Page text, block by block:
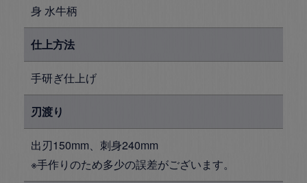
身 水牛柄
仕上方法
手研ぎ仕上げ
刃渡り
出刃150mm、刺身240mm
※手作りのため多少の誤差がございます。